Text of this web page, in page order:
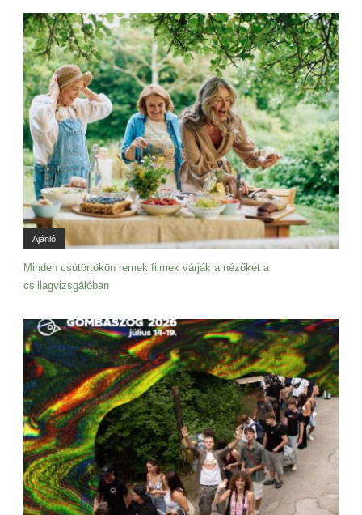
Ajánló
Minden csütörtökön remek filmek várják a nézőket a
csillagvizsgálóban